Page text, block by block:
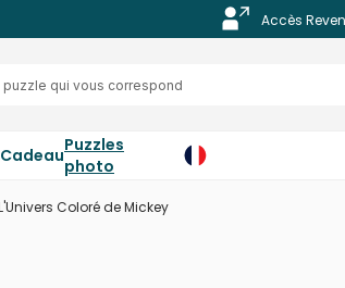
Accès
Puzzles
photo
Coloré de Mickey